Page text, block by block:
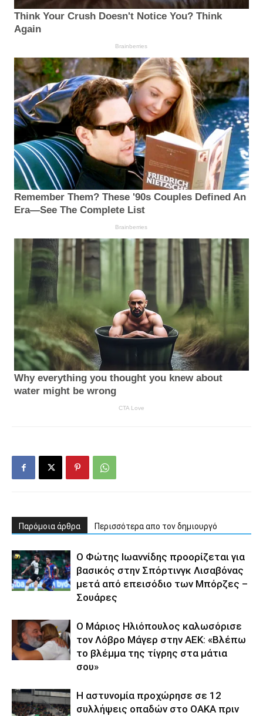
Παρόμοια άρθρα Περισσότερα απο τον δημιουργό
Ο Φώτης Ιωαννίδης προορίζεται για
βασικός στην Σπόρτινγκ Λισαβόνας
μετά από επεισόδιο των Μπόρζες –
Σουάρες
Ο Μάριος Ηλιόπουλος καλωσόρισε
τον Λόβρο Μάγερ στην ΑΕΚ: «Βλέπω
το βλέμμα της τίγρης στα μάτια
σου»
Η αστυνομία προχώρησε σε 12
συλλήψεις οπαδών στο ΟΑΚΑ πριν